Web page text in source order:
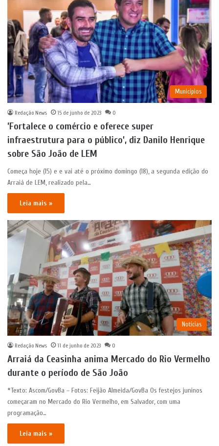
Municípios
Redação News 15 de junho de 2023 0
’Fortalece o comércio e oferece super
infraestrutura para o público’, diz Danilo Henrique
sobre São João de LEM
Começa hoje (15) e e vai até o próximo domingo (18), a segunda edição do
Arraiá de LEM, realizado pela…
Leia mais »
Notícias
Redação News 11 de junho de 2023 0
Arraiá da Ceasinha anima Mercado do Rio Vermelho
durante o período de São João
*Texto: Ascom/GovBa – Fotos: Feijão Almeida/GovBa Os festejos juninos
começaram no Mercado do Rio Vermelho, em Salvador, com uma
programação…
Leia mais »